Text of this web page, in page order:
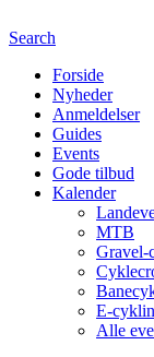
Search
Forside
Nyheder
Anmeldelser
Guides
Events
Gode tilbud
Kalender
MTB
Gravel-
E-
Alle